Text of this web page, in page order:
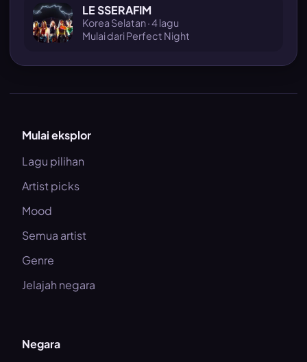
LE SSERAFIM
Korea Selatan · 4 lagu
Mulai dari Perfect Night
Mulai eksplor
Lagu pilihan
Artist picks
Mood
Semua artist
Genre
Jelajah negara
Negara